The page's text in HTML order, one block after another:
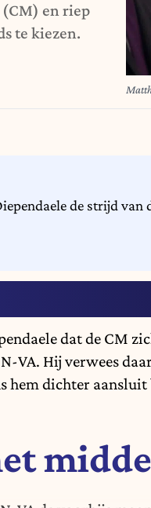
en riep
te kiezen.
de strijd van
dat de CM
VA. Hij verwees
hem dichter